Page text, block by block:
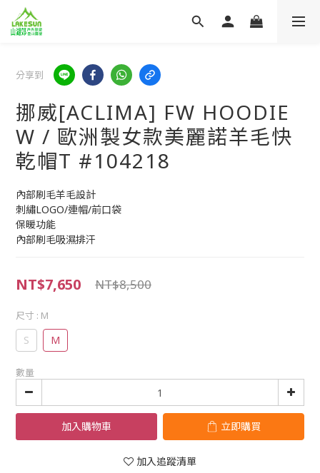
分享到
挪威[ACLIMA] FW HOODIE
W / 歐洲製女款美麗諾羊毛快
乾帽T #104218
內部刷毛羊毛設計
刺繡LOGO/連帽/前口袋
保暖功能
內部刷毛吸濕排汗
NT$7,650 NT$8,500
尺寸 : M
S M
數量
加入購物車 立即購買
加入追蹤清單